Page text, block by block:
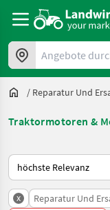
Angebote
/ Reparatur Und
Traktormotoren &
So wird auf
x Reparatur Und